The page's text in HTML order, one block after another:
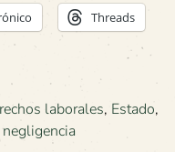
Threads
laborales, Estado,
negligencia